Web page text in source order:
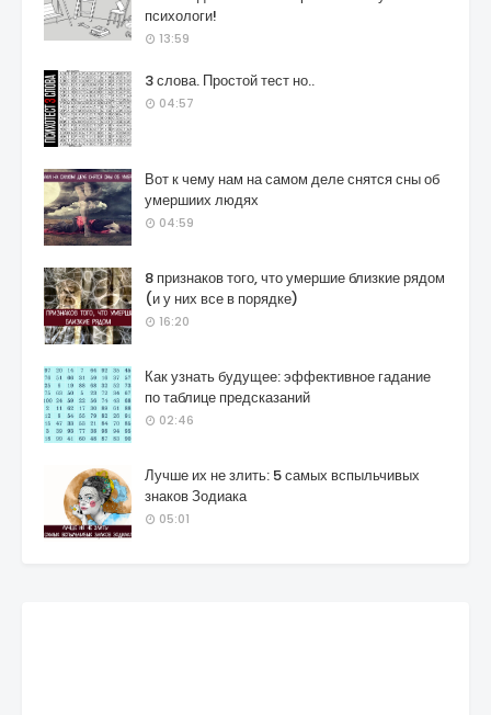
психологи!
13:59
3 слова. Простой тест но..
04:57
Вот к чему нам на самом деле снятся сны об
умершиих людях
04:59
8 признаков того, что умершие близкие рядом
(и у них все в порядке)
16:20
Как узнать будущее: эффективное гадание
по таблице предсказаний
02:46
Лучше их не злить: 5 самых вспыльчивых
знаков Зодиака
05:01